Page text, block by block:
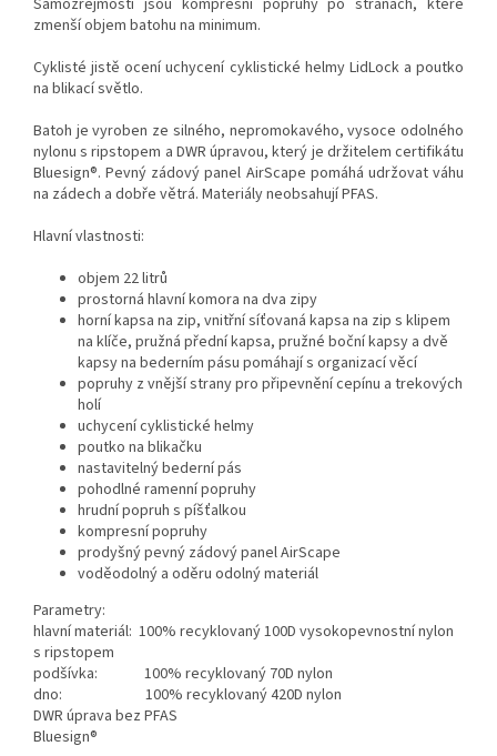
Samozřejmostí jsou kompresní popruhy po stranách, které
zmenší objem batohu na minimum.
Cyklisté jistě ocení uchycení cyklistické helmy LidLock a poutko
na blikací světlo.
Batoh je vyroben ze silného, nepromokavého, vysoce odolného
nylonu s ripstopem a DWR úpravou, který je držitelem certifikátu
Bluesign®. Pevný zádový panel AirScape pomáhá udržovat váhu
na zádech a dobře větrá. Materiály neobsahují PFAS.
Hlavní vlastnosti:
objem 22 litrů
prostorná hlavní komora na dva zipy
horní kapsa na zip, vnitřní síťovaná kapsa na zip s klipem
na klíče, pružná přední kapsa, pružné boční kapsy a dvě
kapsy na bederním pásu pomáhají s organizací věcí
popruhy z vnější strany pro připevnění cepínu a trekových
holí
uchycení cyklistické helmy
poutko na blikačku
nastavitelný bederní pás
pohodlné ramenní popruhy
hrudní popruh s píšťalkou
kompresní popruhy
prodyšný pevný zádový panel AirScape
voděodolný a oděru odolný materiál
Parametry:
hlavní materiál: 100% recyklovaný 100D vysokopevnostní nylon
s ripstopem
podšívka: 100% recyklovaný 70D nylon
dno: 100% recyklovaný 420D nylon
DWR úprava bez PFAS
Bluesign®